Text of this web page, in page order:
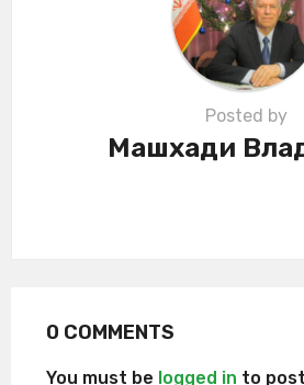
Posted by
Машхади
0 COMMENTS
You must be logged in to